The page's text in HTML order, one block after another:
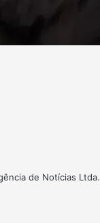
de Notícias Ltda.